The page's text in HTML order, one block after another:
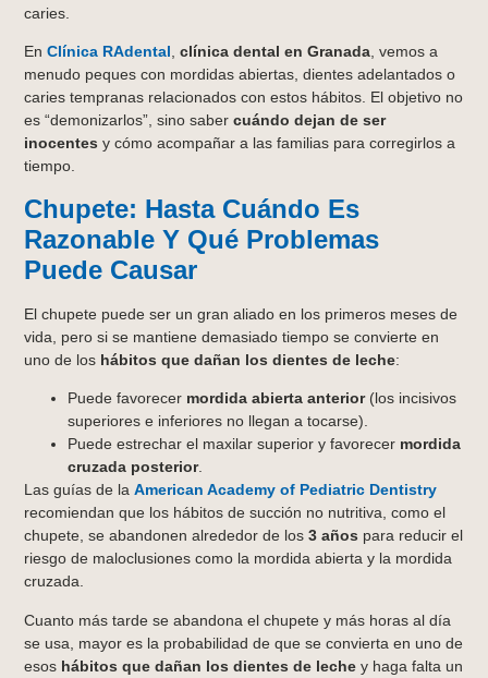
caries.
EnClínica RAdental,clínica dental en Granada, vemos a
menudo peques con mordidas abiertas, dientes adelantados o
caries tempranas relacionados con estos hábitos. El objetivo no
es “demonizarlos”, sino sabercuándo dejan de ser
inocentes y cómo acompañar a las familias para corregirlos a
tiempo.
Chupete: Hasta Cuándo Es
Razonable Y Qué Problemas
Puede Causar
El chupete puede ser un gran aliado en los primeros meses de
vida, pero si se mantiene demasiado tiempo se convierte en
uno de los hábitos que dañan los dientes de leche:
Puede favorecer mordida abierta anterior(los incisivos
superiores e inferiores no llegan a tocarse).
Puede estrechar el maxilar superior y favorecer mordida
cruzada posterior.
Las guías de laAmerican Academy of Pediatric Dentistry
recomiendan que los hábitos de succión no nutritiva, como el
chupete, se abandonen alrededor de los3 años para reducir el
riesgo de maloclusiones como la mordida abierta y la mordida
cruzada.
Cuanto más tarde se abandona el chupete y más horas al día
se usa, mayor es la probabilidad de que se convierta en uno de
esos hábitos que dañan los dientes de leche y haga falta un